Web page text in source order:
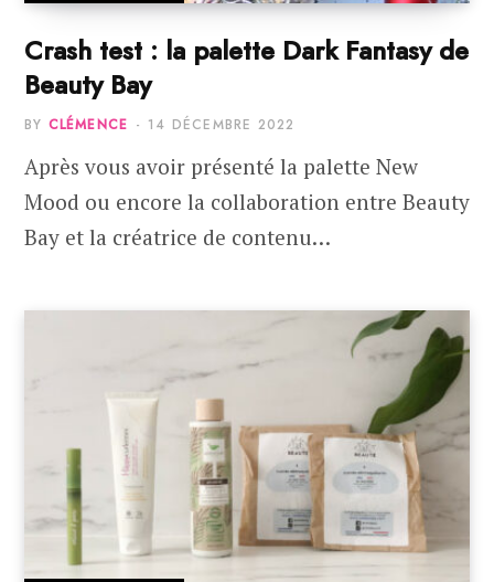
Crash test : la palette Dark Fantasy de
Beauty Bay
BY CLÉMENCE 14 DÉCEMBRE 2022
Après vous avoir présenté la palette New
Mood ou encore la collaboration entre Beauty
Bay et la créatrice de contenu…